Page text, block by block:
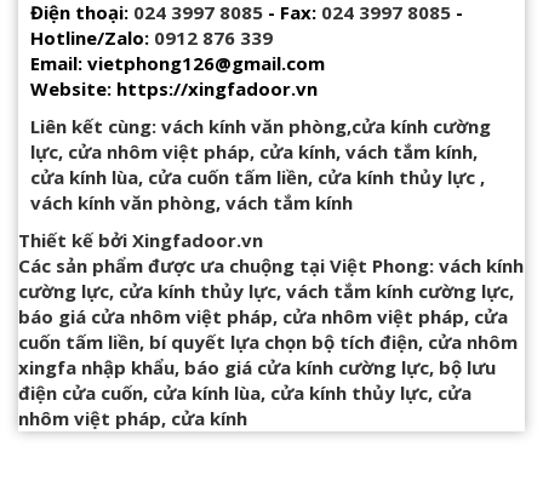
Điện thoại: 024 3997 8085 - Fax: 024 3997 8085 -
Hotline/Zalo: 0912 876 339
Email: vietphong126@gmail.com
Website: https://xingfadoor.vn
Liên kết cùng: vách kính văn phòng,cửa kính cường
lực, cửa nhôm việt pháp, cửa kính, vách tắm kính,
cửa kính lùa, cửa cuốn tấm liền, cửa kính thủy lực ,
vách kính văn phòng, vách tắm kính
Thiết kế bởi Xingfadoor.vn
Các sản phẩm được ưa chuộng tại Việt Phong: vách kính
cường lực, cửa kính thủy lực, vách tắm kính cường lực,
báo giá cửa nhôm việt pháp, cửa nhôm việt pháp, cửa
cuốn tấm liền, bí quyết lựa chọn bộ tích điện, cửa nhôm
xingfa nhập khẩu, báo giá cửa kính cường lực, bộ lưu
điện cửa cuốn, cửa kính lùa, cửa kính thủy lực, cửa
nhôm việt pháp, cửa kính